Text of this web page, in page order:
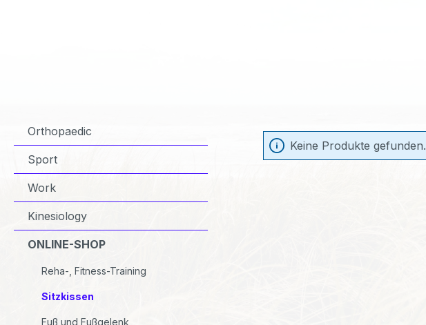
Orthopaedic
Sport
Work
Kinesiology
ONLINE-SHOP
Reha-, Fitness-Training
Sitzkissen
Fuß und Fußgelenk
Keine Produkte gefunden.